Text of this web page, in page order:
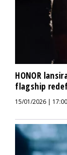
HONOR
flagship
15/01/2026 | 17:00